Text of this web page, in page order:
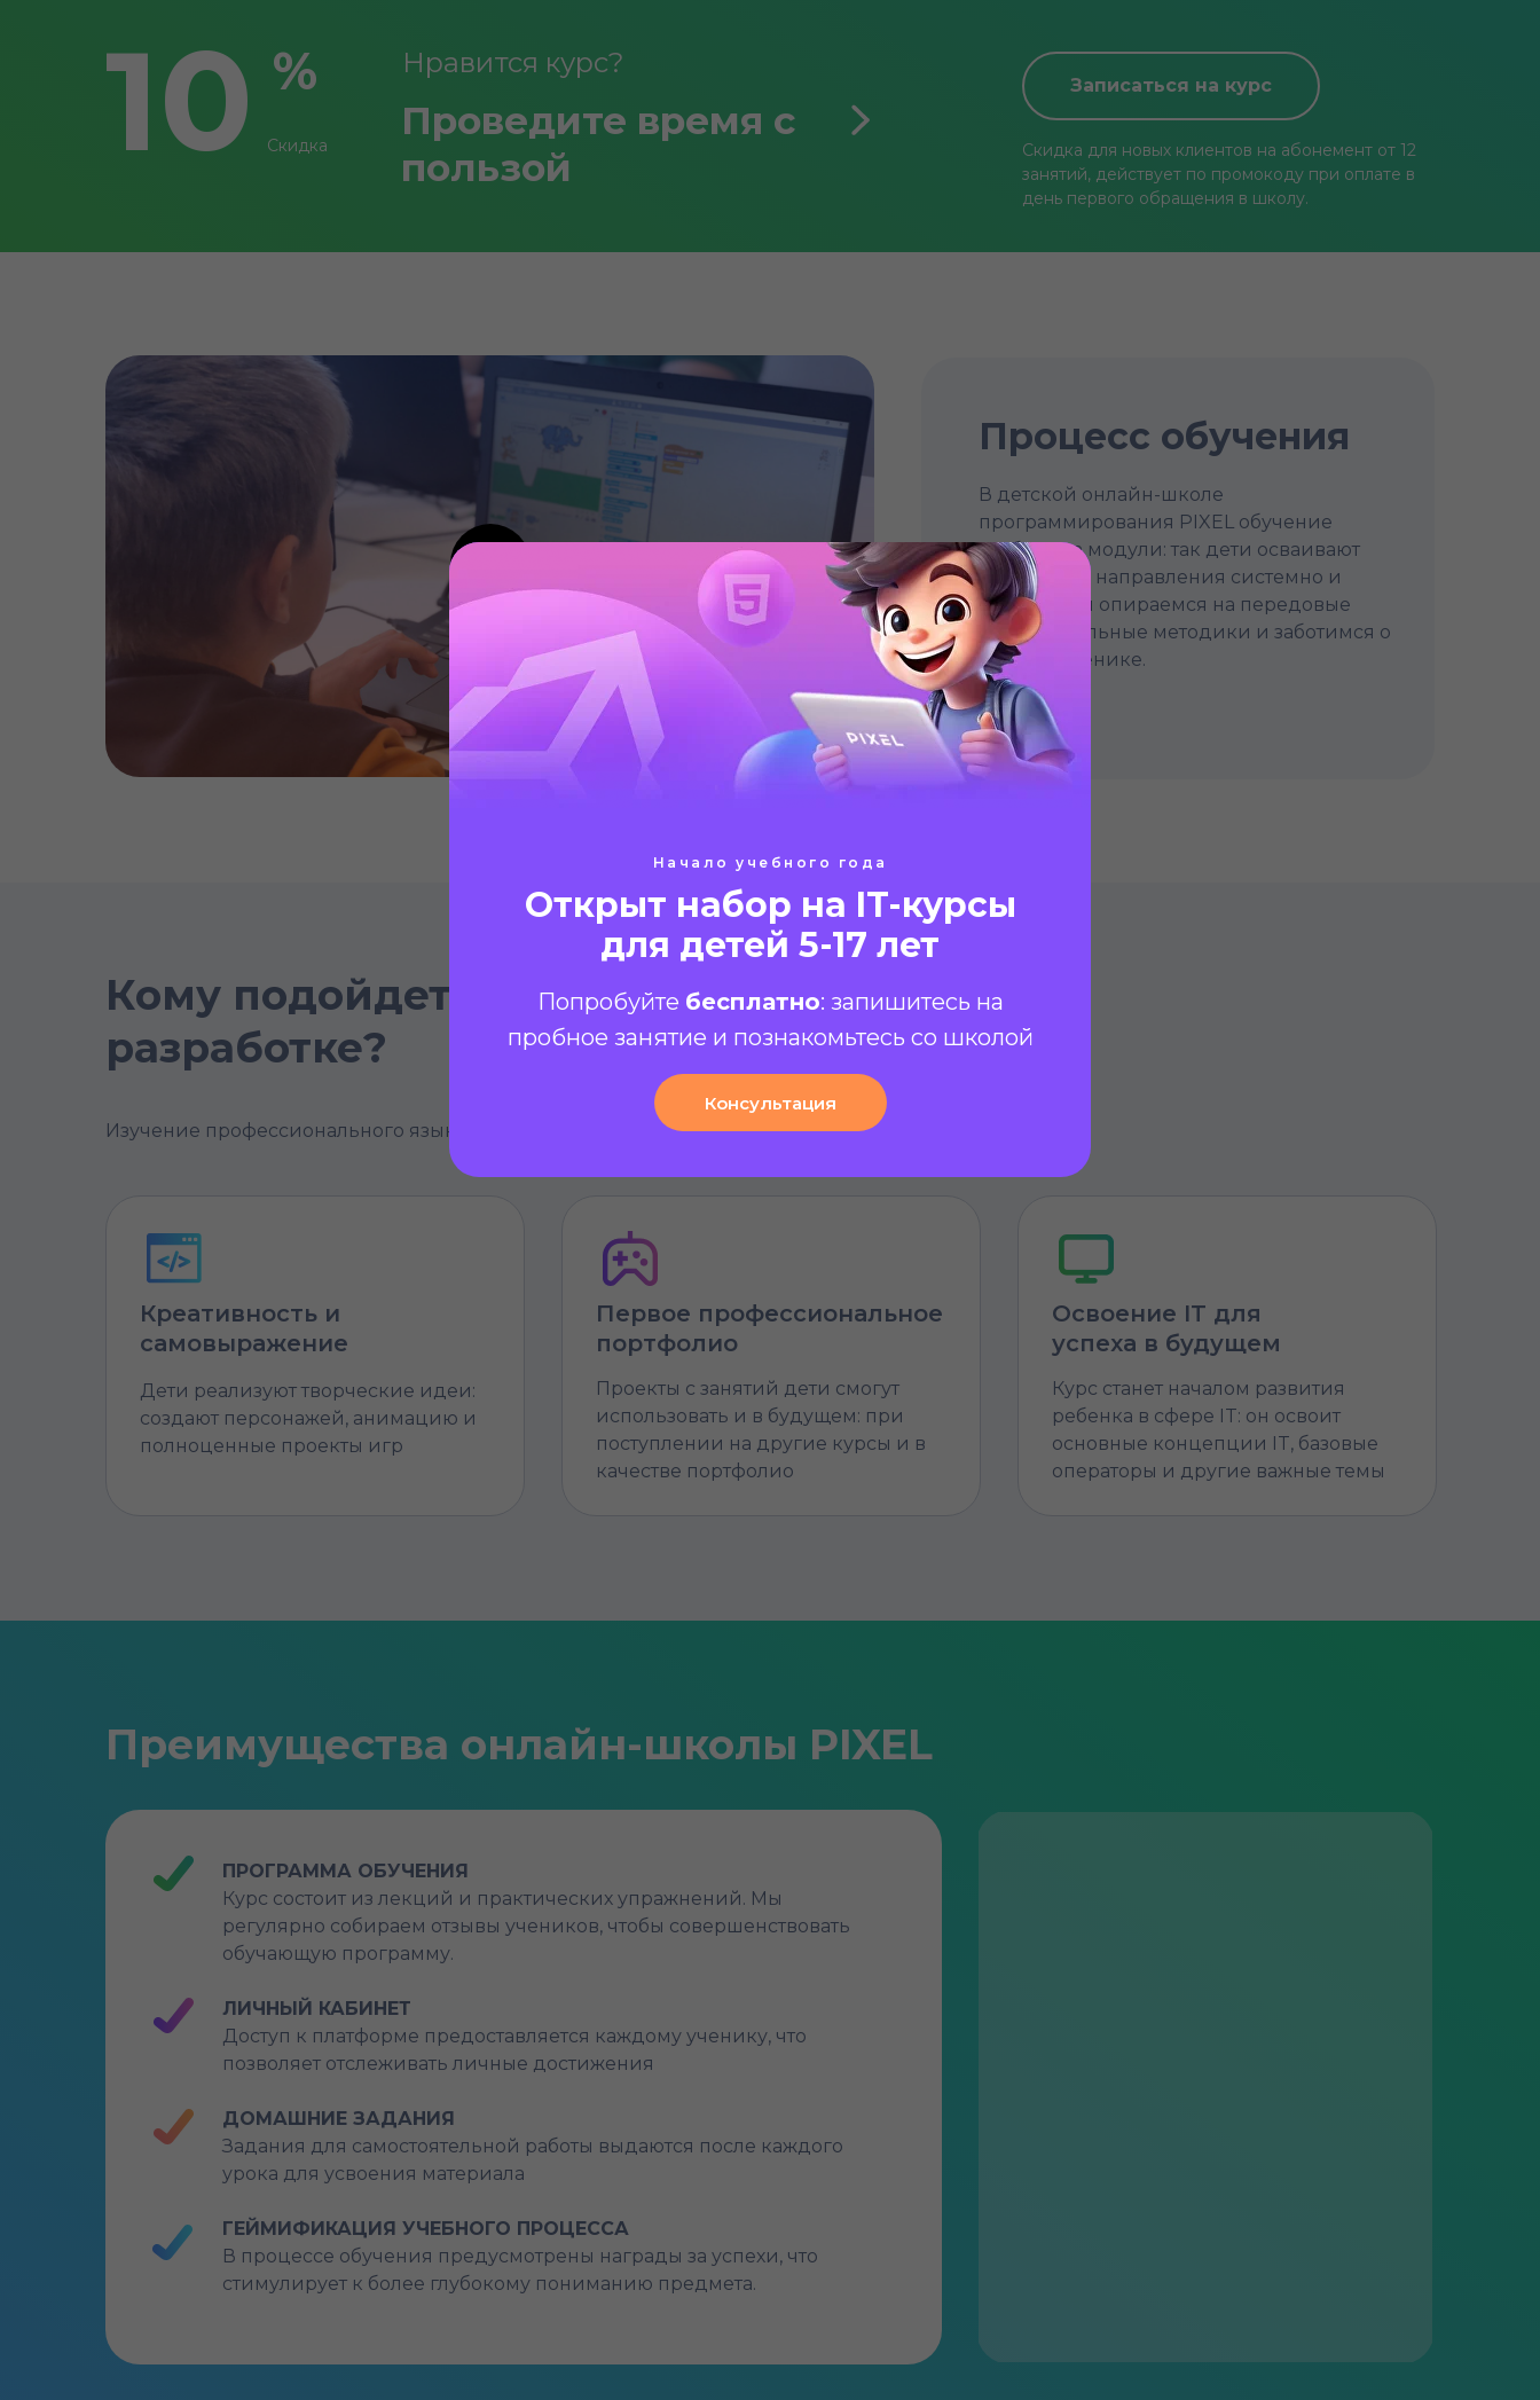
10 % Нравится курс?
Проведите время с
пользой
Скидка для новых клиентов на абонемент от 12
занятий, действует по промокоду при оплате в
день первого обращения в школу.
Скидка
Записаться на курс
В детской онлайн-школе
программирования PIXEL обучение
разбито на модули: так дети осваивают
выбранные направления системно и
глубоко. Мы опираемся на передовые
образовательные методики и заботимся о
каждом ученике.
Процесс обучения
Кому подойдет онлайн-курс по фронтенд-
разработке?
Изучение профессионального языка программирования для подростков 14-17 лет
Дети реализуют творческие идеи:
создают персонажей, анимацию и
полноценные проекты игр
Креативность и
самовыражение
Проекты с занятий дети смогут
использовать и в будущем: при
поступлении на другие курсы и в
качестве портфолио
Первое профессиональное
портфолио
Курс станет началом развития
ребенка в сфере IT: он освоит
основные концепции IT, базовые
операторы и другие важные темы
Освоение IT для
успеха в будущем
ПРОГРАММА ОБУЧЕНИЯ
Курс состоит из лекций и практических упражнений. Мы
регулярно собираем отзывы учеников, чтобы совершенствовать
обучающую программу.
ЛИЧНЫЙ КАБИНЕТ
Доступ к платформе предоставляется каждому ученику, что
позволяет отслеживать личные достижения
ДОМАШНИЕ ЗАДАНИЯ
Задания для самостоятельной работы выдаются после каждого
урока для усвоения материала
ГЕЙМИФИКАЦИЯ УЧЕБНОГО ПРОЦЕССА
В процессе обучения предусмотрены награды за успехи, что
стимулирует к более глубокому пониманию предмета.
Преимущества онлайн-школы PIXEL
Начало учебного года
Открыт набор на IT-курсы
для детей 5-17 лет
Попробуйте бесплатно: запишитесь на
пробное занятие и познакомьтесь со школой
Консультация